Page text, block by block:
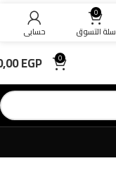
0
EGP
0
سلة التسوق حسابي